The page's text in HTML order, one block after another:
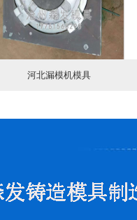
河北漏模机模具